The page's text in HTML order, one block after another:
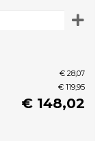
€ 28,07
€ 119,95
€ 148,02